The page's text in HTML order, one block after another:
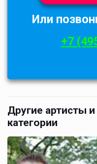
Или
+7
Другие артисты
категории